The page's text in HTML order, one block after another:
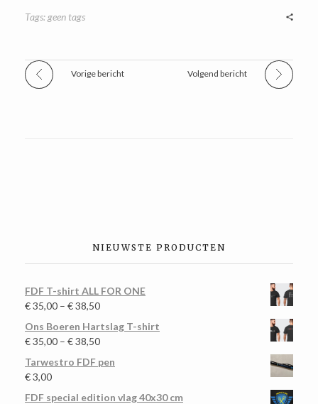
Tags: geen tags
Vorige bericht Volgend bericht
NIEUWSTE PRODUCTEN
FDF T-shirt ALL FOR ONE
€35,00 – €38,50
Ons Boeren Hartslag T-shirt
€35,00 – €38,50
Tarwestro FDF pen
€3,00
FDF special edition vlag 40x30 cm